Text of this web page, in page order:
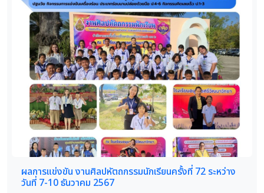
ผลการแข่งขัน งานศิลปหัตถกรรมนักเรียนครั้งที่ 72 ระหว่าง
วันที่ 7-10 ธันวาคม 2567